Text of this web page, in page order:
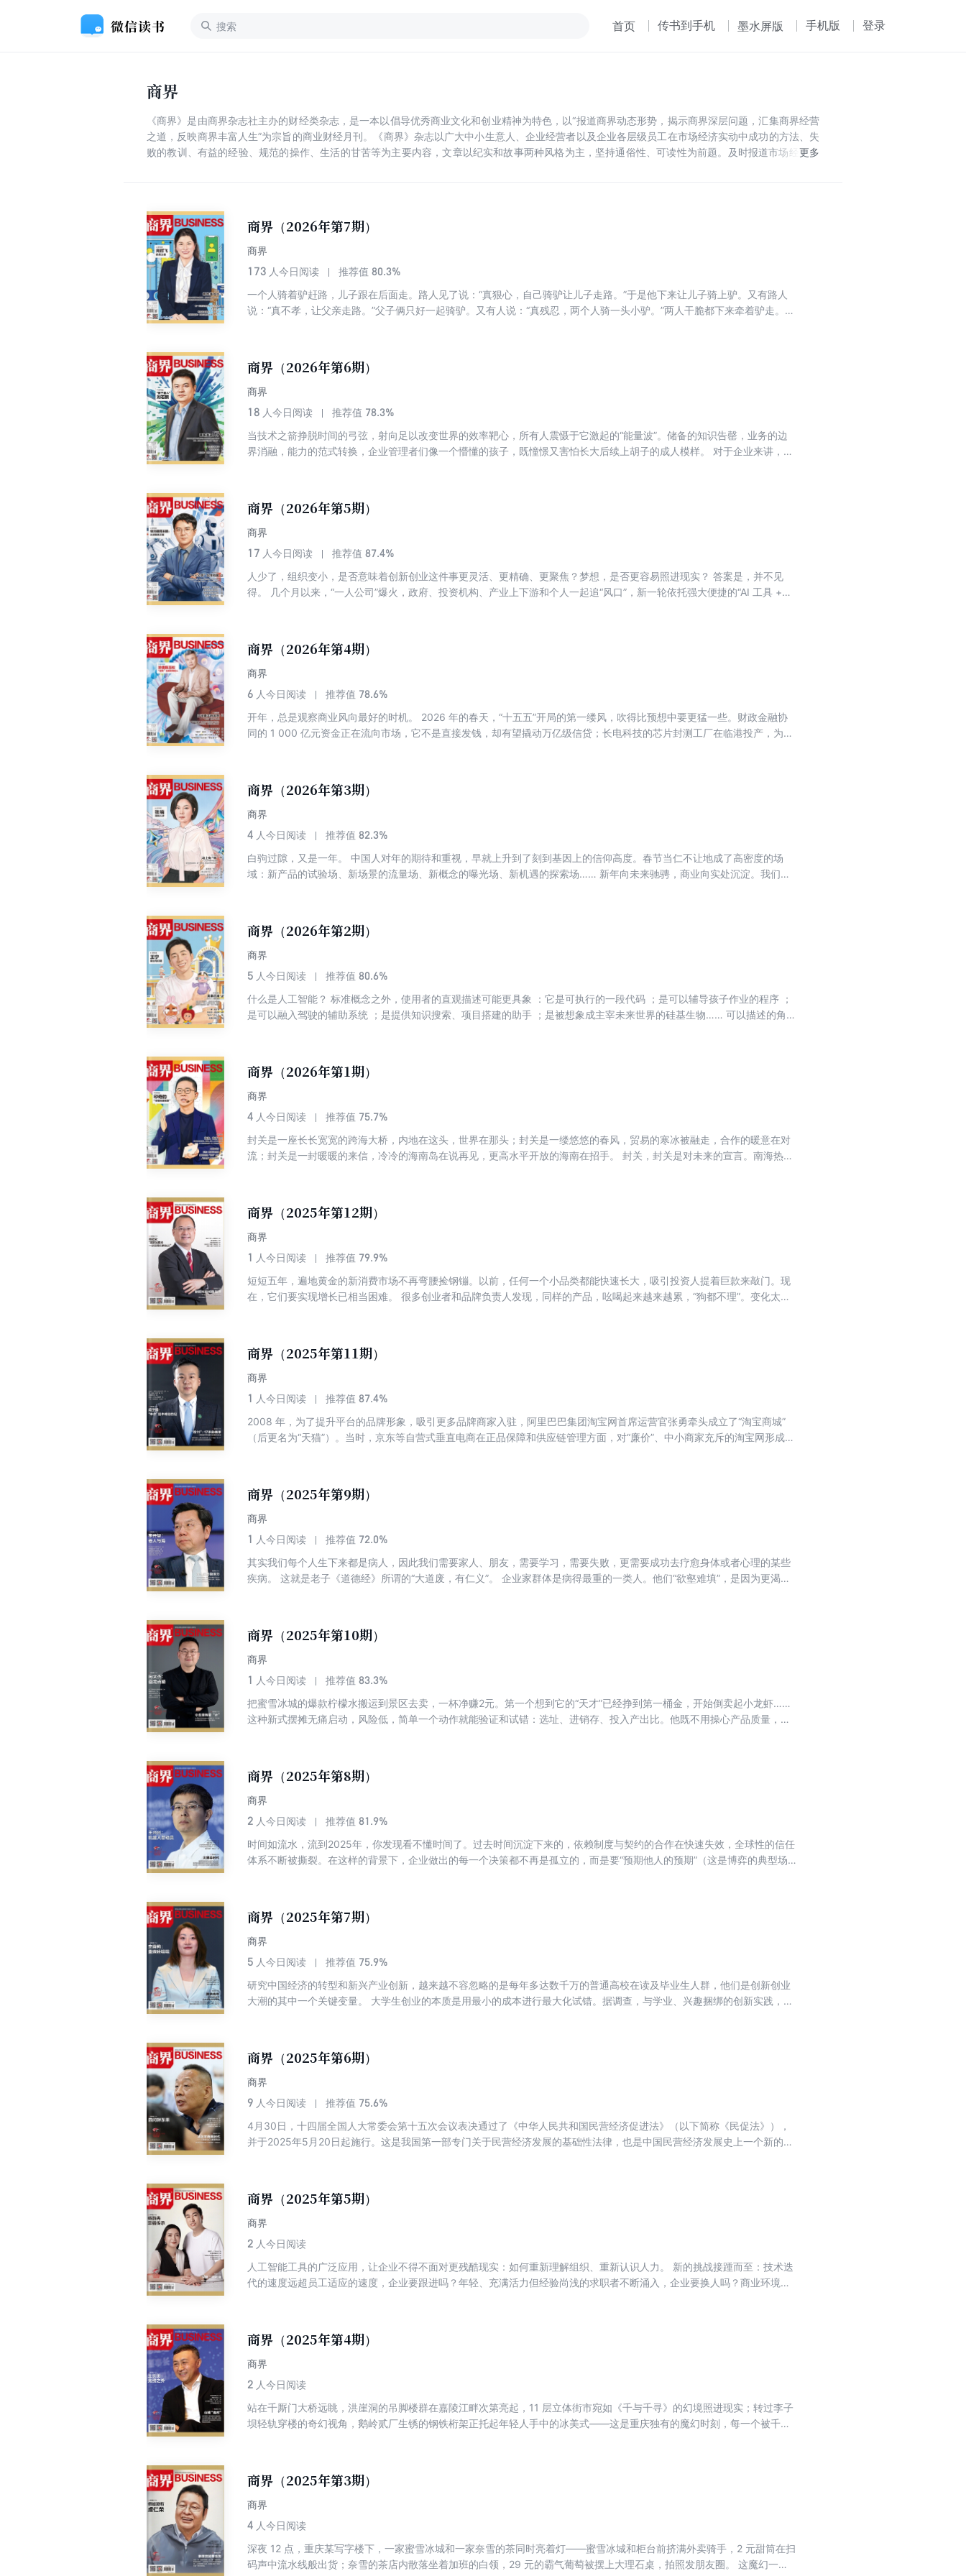
首页 传书到手机 墨水屏版 手机版 登录
商界
《商界》是由商界杂志社主办的财经类杂志，是一本以倡导优秀商业文化和创业精神为特色，以“报道商界动态形势，揭示商界深层问题，汇集商界经营
之道，反映商界丰富人生”为宗旨的商业财经月刊。《商界》杂志以广大中小生意人、企业经营者以及企业各层级员工在市场经济实动中成功的方法、失
败的教训、有益的经验、规范的操作、生活的甘苦等为主要内容，文章以纪实和故事两种风格为主，坚持通俗性、可读性为前题。及时报道市场经济走
商界（2026年第7期）
商界
173 人今日阅读 推荐值 80.3%
一个人骑着驴赶路，儿子跟在后面走。路人见了说：“真狠心，自己骑驴让儿子走路。”于是他下来让儿子骑上驴。又有路人
说：“真不孝，让父亲走路。”父子俩只好一起骑驴。又有人说：“真残忍，两个人骑一头小驴。”两人干脆都下来牵着驴走。结
到小红书；直播间里的一句玩笑，会被截成无数短视频；包装上的一个谐音，会被放大到热搜词条里。广告不再停留在广告
位上，它会被搬进评论区、转发链接、群聊、二创视频里，被无数非目标人群重新审判。 你开一个性别玩笑，男性和女性都
可能不买账；你设计一个亲子话题，母亲、父亲、孩子都会各自代入；你用“打工人”作为语境，真正疲惫的人却可能只觉得
被消费；你把焦虑做成广告，路过的人会问：我已经够累了，你还要在地铁里提醒我不配松口气吗？ 于是营销人开始变得战
战兢兢。 开会时，创意总监说：“这个点很炸。”法务说：“炸是炸，别把我们炸进去。”公关说：“评论区可能会跑偏。”品牌
说：“能不能再温和一点？”老板说：“温和还有传播力吗？”最后大家把锋芒磨掉，把风险删掉，把人话改成官话，做出一个谁
没有自己的判断，也没有真正理解别人为什么骂你。于是你在讨好里摇摆，在热搜里道歉，在复盘会上总结“舆情不可控”，
下一次又换一种姿势，重新摔倒。
商界（2026年第6期）
商界
18 人今日阅读 推荐值 78.3%
当技术之箭挣脱时间的弓弦，射向足以改变世界的效率靶心，所有人震慑于它激起的“能量波”。储备的知识告罄，业务的边
界消融，能力的范式转换，企业管理者们像一个懵懂的孩子，既憧憬又害怕长大后续上胡子的成人模样。 对于企业来讲，旧
共同的呼唤就是——重新发现新质人才。
商界（2026年第5期）
商界
17 人今日阅读 推荐值 87.4%
人少了，组织变小，是否意味着创新创业这件事更灵活、更精确、更聚焦？梦想，是否更容易照进现实？ 答案是，并不见
得。 几个月以来，“一人公司”爆火，政府、投资机构、产业上下游和个人一起追“风口”，新一轮依托强大便捷的“AI 工具 +系
中……
商界（2026年第4期）
商界
6 人今日阅读 推荐值 78.6%
开年，总是观察商业风向最好的时机。 2026 年的春天，“十五五”开局的第一缕风，吹得比预想中要更猛一些。财政金融协
同的 1 000 亿元资金正在流向市场，它不是直接发钱，却有望撬动万亿级信贷；长电科技的芯片封测工厂在临港投产，为车
的 6 项政策，看它如何用贴息降利息、用担保降门槛、用风险缓释降利率溢价，让中小微企业从“贷不到”变成“贷得起”；我
们走进临港的芯片封测工厂，看国有资本如何以“耐心资本+战略合伙人”的双重角色，陪跑一家硬核科技企业完成从 0 到 1
的突破；我们记录下天坛医院手术台上的那 4 个小时，看“意念控制”如何从科幻片里的桥段走进现实，变成高位截瘫患者笔
下的“谢谢”；我们梳理了移动通信技术从 3G到 6G的代际跃迁，看它如何从“万物互联”迈向“万物智联”，成为重塑未来生活的
底座。 这些故事的背后，都有一条共同的逻辑——所有宏大的叙事，终究要落地成为具体的生意；所有政策的红利，终究要
经过市场的检验。那些最终能跑出来的企业，不是追风口最“凶”的，而是能沉得下去实干的。
商界（2026年第3期）
商界
4 人今日阅读 推荐值 82.3%
白驹过隙，又是一年。 中国人对年的期待和重视，早就上升到了刻到基因上的信仰高度。春节当仁不让地成了高密度的场
域：新产品的试验场、新场景的流量场、新概念的曝光场、新机遇的探索场…… 新年向未来驰骋，商业向实处沉淀。我们希
造幻觉的真实世界中有温度的信息。我们不知道最终哪些信息会变成商业，但我们始终相信，商业永远不会是信息本身，就
像我们春节时走亲访友无所不谈后又各奔东西。 春节的商业叙事，是一幅年画，商业和未来自在画外。
商界（2026年第2期）
商界
5 人今日阅读 推荐值 80.6%
什么是人工智能？ 标准概念之外，使用者的直观描述可能更具象 ：它是可执行的一段代码 ；是可以辅导孩子作业的程序 ；
是可以融入驾驶的辅助系统 ；是提供知识搜索、项目搭建的助手 ；是被想象成主宰未来世界的硅基生物…… 可以描述的角
能。 站在2026年的起点，人类的灵性仍在像无数的电光石火，在给人工智能创造可能。每一处电光石火照亮的地方，都有
一个名字，叫做未来。
商界（2026年第1期）
商界
4 人今日阅读 推荐值 75.7%
封关是一座长长宽宽的跨海大桥，内地在这头，世界在那头；封关是一缕悠悠的春风，贸易的寒冰被融走，合作的暖意在对
流；封关是一封暖暖的来信，冷冷的海南岛在说再见，更高水平开放的海南在招手。 封关，封关是对未来的宣言。南海热带
商界（2025年第12期）
商界
1 人今日阅读 推荐值 79.9%
短短五年，遍地黄金的新消费市场不再弯腰捡钢镚。以前，任何一个小品类都能快速长大，吸引投资人提着巨款来敲门。现
在，它们要实现增长已相当困难。 很多创业者和品牌负责人发现，同样的产品，吆喝起来越来越累，“狗都不理”。变化太迅
化究竟如何发生的？ 新消费时代，人们的需求变了，从人群变成了一个个具体的“人”，倒逼做品牌营销一系列的姿势也在
变。传统那套“爹味”说教不但不奏效，还被架上火烤—一股推翻“父权”的新力量正在彻底重建一个用户说了算的崭新世界。
它们捏着诺亚方舟的船票，被一群死忠粉和同路人紧紧包围。
商界（2025年第11期）
商界
1 人今日阅读 推荐值 87.4%
2008 年，为了提升平台的品牌形象，吸引更多品牌商家入驻，阿里巴巴集团淘宝网首席运营官张勇牵头成立了“淘宝商城”
（后更名为“天猫”）。当时，京东等自营式垂直电商在正品保障和供应链管理方面，对“廉价”、中小商家充斥的淘宝网形成极
力，还让亿万消费者形成“买啥都便宜”的强烈心理认同。 在一个普通的日子，以超越常规的打折活动，挖掘一片未经开拓的
消费领地，调动热情搞消费——截至 2025 年，“双 11”已连续举办 17 年，成为全球最大购物狂欢节。 一个促销节变成平台
的一场大考，后来又发展成一个时代符号，“双 11”不仅从消费端成功挖掘到爆炸性消费需求的机会，还从供应链、产业链
端，带动品牌商和渠道，跳出传统的选品和库存经验，从设计、生产、库存到物流，重塑新消费。 2019 年 10 月，美国知
名项目管理研究杂志PM Network 评选出“全球最具影响力的50 个项目”，“双 11 购物节”与互联网、阿波罗登月、人类基因
组计划等共同入选，位列第六。这场狂欢从根本上改变了人们的购物方式，打通了购物和娱乐之间的界限。 普通的商业行为
矛盾交织的雨季烦恼。
商界（2025年第9期）
商界
1 人今日阅读 推荐值 72.0%
其实我们每个人生下来都是病人，因此我们需要家人、朋友，需要学习，需要失败，更需要成功去疗愈身体或者心理的某些
疾病。 这就是老子《道德经》所谓的“大道废，有仁义”。 企业家群体是病得最重的一类人。他们“欲壑难填”，是因为更渴望
商界（2025年第10期）
商界
1 人今日阅读 推荐值 83.3%
把蜜雪冰城的爆款柠檬水搬运到景区去卖，一杯净赚2元。第一个想到它的“天才”已经挣到第一桶金，开始倒卖起小龙虾……
这种新式摆摊无痛启动，风险低，简单一个动作就能验证和试错：选址、进销存、投入产出比。他既不用操心产品质量，还
生行当，被做成局部市场，有的形成行业，甚至推动产业进程。 不断折腾，他们身上有一股劲儿，支撑着小生意的火苗，在
被四面八方的风吹熄后重新燃烧。据统计，自1979年国家恢复个体工商户登记以来，截至目前，全国个体工商户总量已达
1.27亿户，若以每户员工3人估算，将带动近4亿人就业。 他们增长迅猛、数量庞大，靠敏捷的身手和韧性结出一张大“网”：
既可兜底，也能编织蓝图。 现在，他们仍在续写神话。
商界（2025年第8期）
商界
2 人今日阅读 推荐值 81.9%
时间如流水，流到2025年，你发现看不懂时间了。过去时间沉淀下来的，依赖制度与契约的合作在快速失效，全球性的信任
体系不断被撕裂。在这样的背景下，企业做出的每一个决策都不再是孤立的，而是要“预期他人的预期”（这是博弈的典型场
行业（AI、清洁能源、Web3.0）又充满超额预期与投机心理。国家之间信息越来越被算法、安全有意控制；企业之间的信息
因平台隐藏数据、开源与闭源的策略，变得更复杂、加密，难判断；消费者与企业之间的博弈也进入由真假促销、AI生成内
容等组成的信任与信号传递阶段。 欢迎走进博弈的新时代。
商界（2025年第7期）
商界
5 人今日阅读 推荐值 75.9%
研究中国经济的转型和新兴产业创新，越来越不容忽略的是每年多达数千万的普通高校在读及毕业生人群，他们是创新创业
大潮的其中一个关键变量。 大学生创业的本质是用最小的成本进行最大化试错。据调查，与学业、兴趣捆绑的创新实践，在
高等教育专家认为，不必对此过度担忧，创业也是一种学习，该政策反而是大学开放度、包容度的一种体现。 17年过去，这
种开放、包容被国家写进创新发展规划，用创业替代择业成了20岁出头的年轻人走向人生旷野的新起点。 这片创业新大陆同
时也吸引了另一群顺势而为的人。帮大学生渡客过河的各种政策制定者、孵化平台投资人、路演现场集中涌现，共同托举着
一个个鲜活、稚嫩的项目。 值此 2025年毕业季，本刊编辑部第一时间将镜头对准高校学子。极具特殊意义的是，今年毕业
的大学生普遍生于2002年以后，是典型的00后。他们既是被各种品牌和商家研究的“Z世代”，也是初出茅庐的新生代创业
者。这群00后掀起的创业大潮，和吃苦耐劳的70后、脚踏实地的80后、“非主流”的90后有哪些不同？又能带来怎样的期
商界（2025年第6期）
商界
9 人今日阅读 推荐值 75.6%
4月30日，十四届全国人大常委会第十五次会议表决通过了《中华人民共和国民营经济促进法》（以下简称《民促法》），
并于2025年5月20日起施行。这是我国第一部专门关于民营经济发展的基础性法律，也是中国民营经济发展史上一个新的里
头脑和不屈精神。 在新法亮剑的第一时间，本刊 6 月刊“特别策划”栏目率先通过拆解立法时机、解读背景深意、呈现名家观
点和搜集各路民情民意等动作，尽可能捕捉这一特殊时刻的万物生图景。 过去四十多年间，民营经济“56789”的贡献书写了
共同历史记忆，在它们身上承载着中国经济腾飞和世界分工的前传，几代民营企业家精神的传承和延续，更形成了深厚的历
史底蕴和当代中国经济社会发展的重要底色、地位和影响力。 怎样维护这种历史延续性，为更高的时代使命和企业家精神保
驾护航？值此新法亮剑之际，历史来到一个新起点。
商界（2025年第5期）
商界
2 人今日阅读
人工智能工具的广泛应用，让企业不得不面对更残酷现实：如何重新理解组织、重新认识人力。 新的挑战接踵而至：技术迭
代的速度远超员工适应的速度，企业要跟进吗？年轻、充满活力但经验尚浅的求职者不断涌入，企业要换人吗？商业环境变
泉。 人力资源应该是鲜活的，更应该是充满灵性的。上述问题的症结，并不在于寻求解决方案本身，而在于对问题根源的认
知。良好的组织管理机制，能够在问题萌芽阶段便将其化解于无形。
商界（2025年第4期）
商界
2 人今日阅读
站在千厮门大桥远眺，洪崖洞的吊脚楼群在嘉陵江畔次第亮起，11 层立体街市宛如《千与千寻》的幻境照进现实；转过李子
坝轻轨穿楼的奇幻视角，鹅岭贰厂生锈的钢铁桁架正托起年轻人手中的冰美式——这是重庆独有的魔幻时刻，每一个被千万
29个是从危旧厂房、废弃防空洞、老社区废墟中脱胎换骨。 城市更新不是简单地涂脂抹粉，当文旅热潮撞上商业理性，那些
被流量选中的旧建筑正在经历更复杂的重生。我们历时两个月追踪五家头部商管公司，在下浩里悬崖边儿的咖啡馆、紫薇路
深夜亮灯的直播间，窥见一场关于“旧瓶新酒”的商业实验：文物保护红线如何与商业坪效共舞？原住民的烟火气怎样与网红
店的热搜体质共振？当资本逐鹿旧改赛道，那些让百年石阶与现代玻璃幕墙无缝衔接的魔法，或许正在重写中国城市更新的
商业法则。
商界（2025年第3期）
商界
4 人今日阅读
深夜 12 点，重庆某写字楼下，一家蜜雪冰城和一家奈雪的茶同时亮着灯——蜜雪冰城和柜台前挤满外卖骑手，2 元甜筒在扫
码声中流水线般出货；奈雪的茶店内散落坐着加班的白领，29 元的霸气葡萄被摆上大理石桌，拍照发朋友圈。 这魔幻一